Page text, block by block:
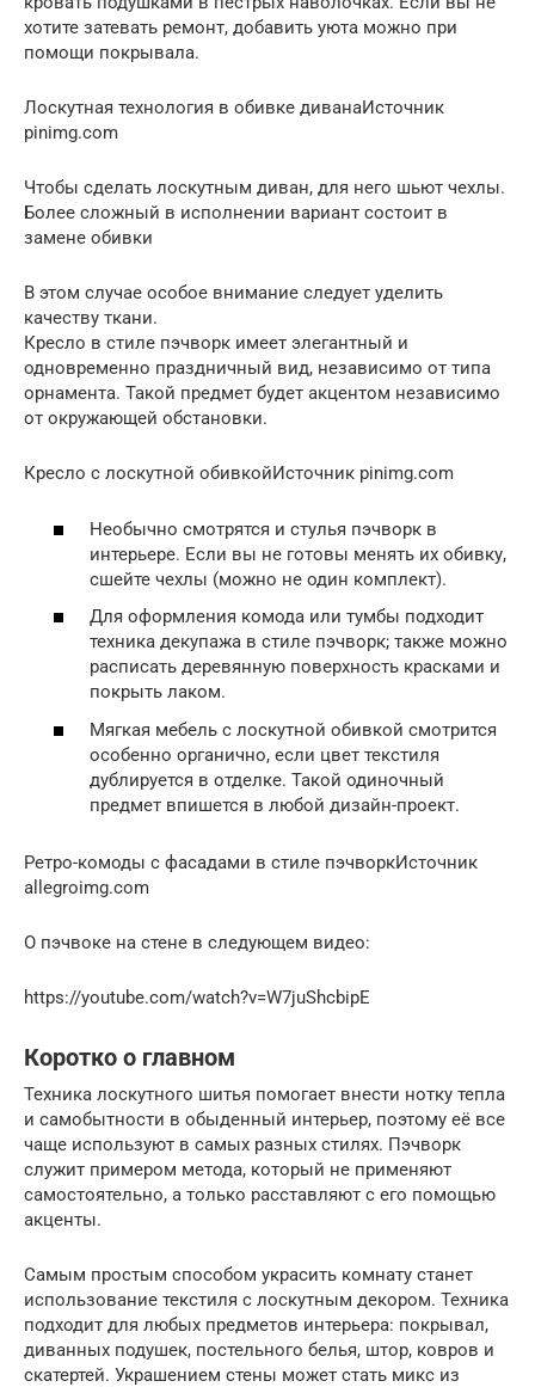
хотите затевать ремонт, добавить уюта можно при
помощи покрывала.
Лоскутная технология в обивке диванаИсточник
pinimg.com
Чтобы сделать лоскутным диван, для него шьют чехлы.
Более сложный в исполнении вариант состоит в
замене обивки
В этом случае особое внимание следует уделить
качеству ткани.
Кресло в стиле пэчворк имеет элегантный и
одновременно праздничный вид, независимо от типа
орнамента. Такой предмет будет акцентом независимо
от окружающей обстановки.
Кресло с лоскутной обивкойИсточник pinimg.com
Необычно смотрятся и стулья пэчворк в
интерьере. Если вы не готовы менять их обивку,
сшейте чехлы (можно не один комплект).
Для оформления комода или тумбы подходит
техника декупажа в стиле пэчворк; также можно
расписать деревянную поверхность красками и
покрыть лаком.
Мягкая мебель с лоскутной обивкой смотрится
особенно органично, если цвет текстиля
дублируется в отделке. Такой одиночный
предмет впишется в любой дизайн-проект.
Ретро-комоды с фасадами в стиле пэчворкИсточник
allegroimg.com
О пэчвоке на стене в следующем видео:
https://youtube.com/watch?v=W7juShcbipE
Коротко о главном
Техника лоскутного шитья помогает внести нотку тепла
и самобытности в обыденный интерьер, поэтому её все
чаще используют в самых разных стилях. Пэчворк
служит примером метода, который не применяют
самостоятельно, а только расставляют с его помощью
акценты.
Самым простым способом украсить комнату станет
использование текстиля с лоскутным декором. Техника
подходит для любых предметов интерьера: покрывал,
диванных подушек, постельного белья, штор, ковров и
скатертей. Украшением стены может стать микс из